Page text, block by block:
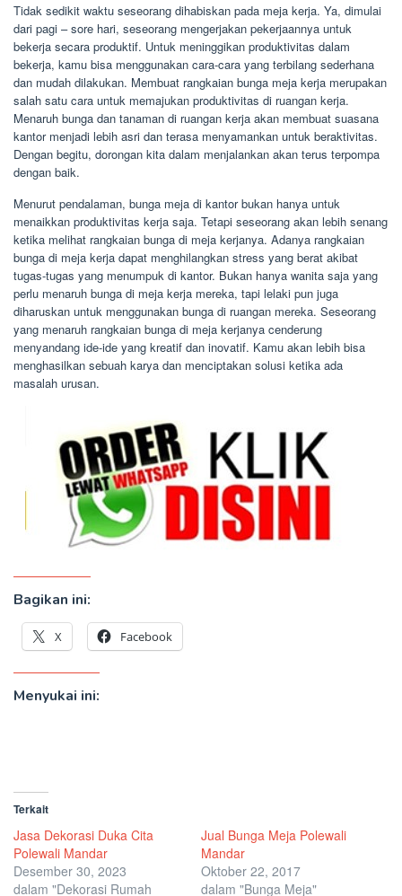
Tidak sedikit waktu seseorang dihabiskan pada meja kerja. Ya, dimulai
dari pagi – sore hari, seseorang mengerjakan pekerjaannya untuk
bekerja secara produktif. Untuk meninggikan produktivitas dalam
bekerja, kamu bisa menggunakan cara-cara yang terbilang sederhana
dan mudah dilakukan. Membuat rangkaian bunga meja kerja merupakan
salah satu cara untuk memajukan produktivitas di ruangan kerja.
Menaruh bunga dan tanaman di ruangan kerja akan membuat suasana
kantor menjadi lebih asri dan terasa menyamankan untuk beraktivitas.
Dengan begitu, dorongan kita dalam menjalankan akan terus terpompa
dengan baik.
Menurut pendalaman, bunga meja di kantor bukan hanya untuk
menaikkan produktivitas kerja saja. Tetapi seseorang akan lebih senang
ketika melihat rangkaian bunga di meja kerjanya. Adanya rangkaian
bunga di meja kerja dapat menghilangkan stress yang berat akibat
tugas-tugas yang menumpuk di kantor. Bukan hanya wanita saja yang
perlu menaruh bunga di meja kerja mereka, tapi lelaki pun juga
diharuskan untuk menggunakan bunga di ruangan mereka. Seseorang
yang menaruh rangkaian bunga di meja kerjanya cenderung
menyandang ide-ide yang kreatif dan inovatif. Kamu akan lebih bisa
menghasilkan sebuah karya dan menciptakan solusi ketika ada
masalah urusan.
Bagikan ini:
X Facebook
Menyukai ini:
Terkait
Jasa Dekorasi Duka Cita
Polewali Mandar
Desember 30, 2023
dalam "Dekorasi Rumah
Jual Bunga Meja Polewali
Mandar
Oktober 22, 2017
dalam "Bunga Meja"